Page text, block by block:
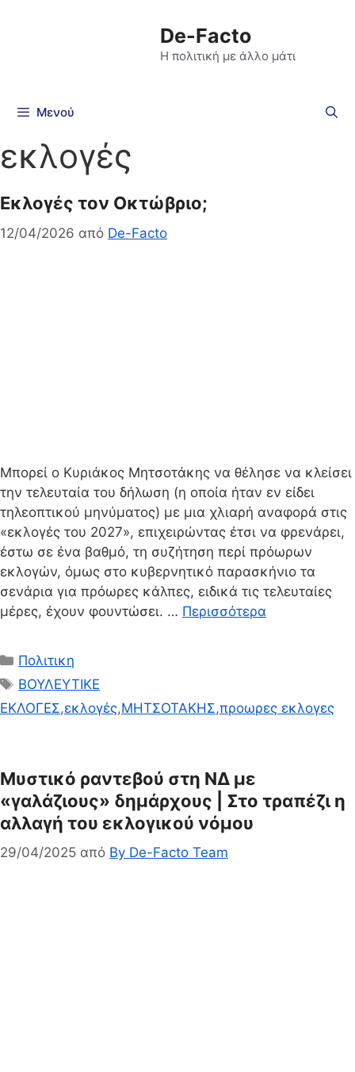
De-Facto
Η πολιτική με άλλο μάτι
Μενού
εκλογές
Εκλογές τον Οκτώβριο;
12/04/2026 από De-Facto
Μπορεί ο Κυριάκος Μητσοτάκης να θέλησε να κλείσει
την τελευταία του δήλωση (η οποία ήταν εν είδει
τηλεοπτικού μηνύματος) με μια χλιαρή αναφορά στις
«εκλογές του 2027», επιχειρώντας έτσι να φρενάρει,
έστω σε ένα βαθμό, τη συζήτηση περί πρόωρων
εκλογών, όμως στο κυβερνητικό παρασκήνιο τα
σενάρια για πρόωρες κάλπες, ειδικά τις τελευταίες
μέρες, έχουν φουντώσει. … Περισσότερα
Κατηγορίες
Πολιτικη
Ετικέτες
ΒΟΥΛΕΥΤΙΚΕ
ΕΚΛΟΓΕΣ,εκλογές,ΜΗΤΣΟΤΑΚΗΣ,προωρες εκλογες
Μυστικό ραντεβού στη ΝΔ με
«γαλάζιους» δημάρχους | Στο τραπέζι η
αλλαγή του εκλογικού νόμου
29/04/2025 από By De-Facto Team